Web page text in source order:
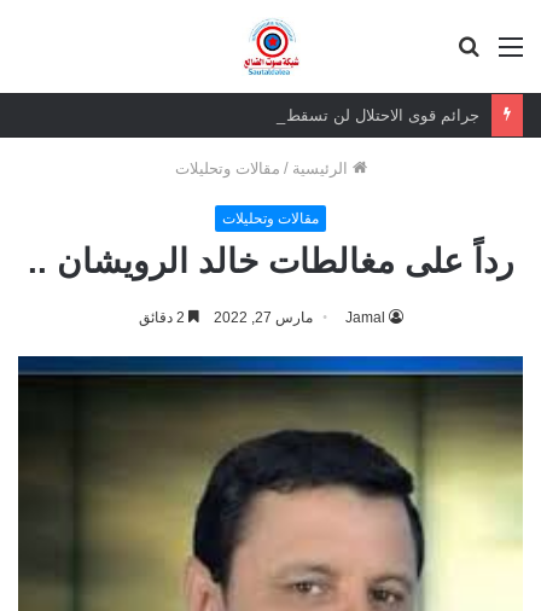
القائمة
الرئيسية / مقالات وتحليلات
مقالات وتحليلات
رداً على مغالطات خالد الرويشان ..
Jamal مارس 27, 2022